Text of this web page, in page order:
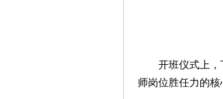
开班仪式上
师岗位胜任力的核